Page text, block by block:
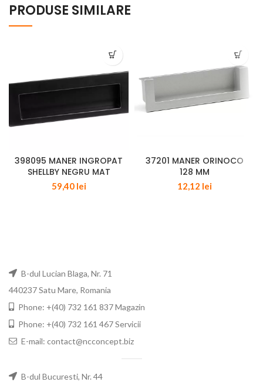
PRODUSE SIMILARE
398095 MANER INGROPAT
SHELLBY NEGRU MAT
59,40 lei
37201 MANER ORINOCO
128 MM
12,12 lei
B-dul Lucian Blaga, Nr. 71
440237 Satu Mare, Romania
Phone: +(40) 732 161 837 Magazin
Phone: +(40) 732 161 467 Servicii
E-mail: contact@ncconcept.biz
B-dul Bucuresti, Nr. 44